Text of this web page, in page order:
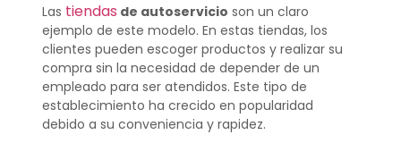
Las tiendas de autoservicio son un claro
ejemplo de este modelo. En estas tiendas, los
clientes pueden escoger productos y realizar su
compra sin la necesidad de depender de un
empleado para ser atendidos. Este tipo de
establecimiento ha crecido en popularidad
debido a su conveniencia y rapidez.